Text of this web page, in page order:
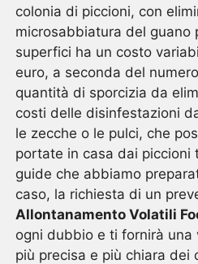
colonia di piccioni, con
microsabbiatura del guano
superfici ha un costo
euro, a seconda del
quantità di sporcizia da
costi delle disinfestazioni
le zecche o le pulci, che
portate in casa dai piccioni
guide che abbiamo
caso, la richiesta di un
Allontanamento Volatili
ogni dubbio e ti fornirà una
più precisa e più chiara dei